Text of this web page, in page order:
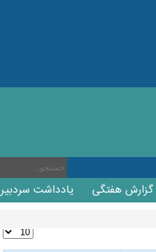
گزارش هفتگی
یادداشت سردبیر